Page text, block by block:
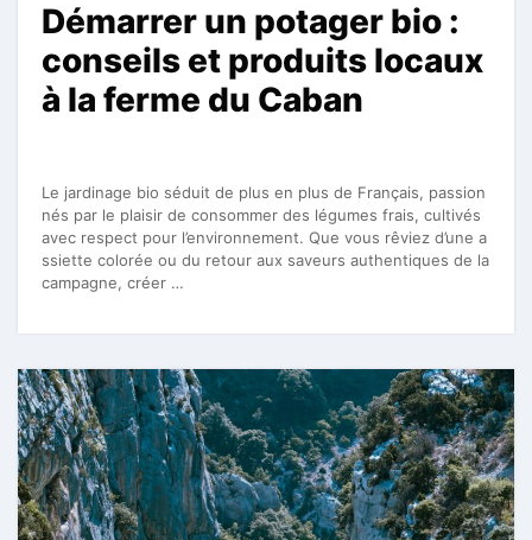
Démarrer un potager bio :
conseils et produits locaux
à la ferme du Caban
Le jardinage bio séduit de plus en plus de Français, passion
nés par le plaisir de consommer des légumes frais, cultivés
avec respect pour l’environnement. Que vous rêviez d’une a
ssiette colorée ou du retour aux saveurs authentiques de la
campagne, créer …